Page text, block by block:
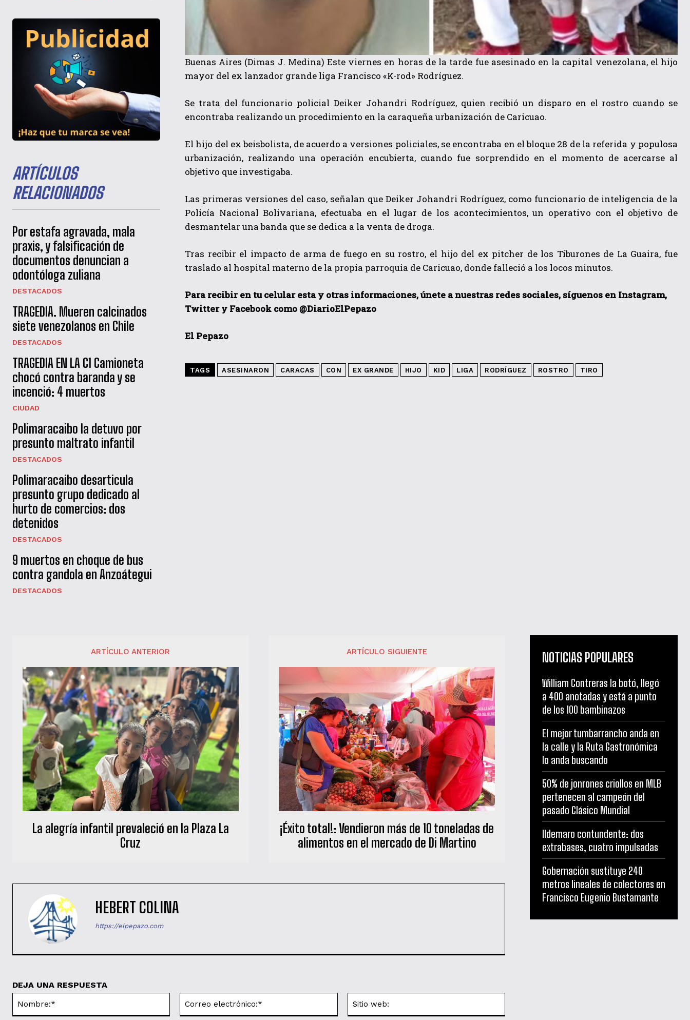
He leído y acepto lasPolítica de privacidad.
ARTÍCULOS
RELACIONADOS
Por estafa agravada, mala
praxis, y falsificación de
documentos denuncian a
odontóloga zuliana
DESTACADOS
TRAGEDIA. Mueren calcinados
siete venezolanos en Chile
DESTACADOS
TRAGEDIA EN LA C1 Camioneta
chocó contra baranda y se
incenció: 4 muertos
CIUDAD
Polimaracaibo la detuvo por
presunto maltrato infantil
DESTACADOS
Polimaracaibo desarticula
presunto grupo dedicado al
hurto de comercios: dos
detenidos
DESTACADOS
9 muertos en choque de bus
contra gandola en Anzoátegui
DESTACADOS
Buenas Aires (Dimas J. Medina) Este viernes en horas de la tarde fue asesinado en la capital venezolana, el hijo
mayor del ex lanzador grande liga Francisco «K-rod» Rodríguez.
Se trata del funcionario policial Deiker Johandri Rodríguez, quien recibió un disparo en el rostro cuando se
encontraba realizando un procedimiento en la caraqueña urbanización de Caricuao.
El hijo del ex beisbolista, de acuerdo a versiones policiales, se encontraba en el bloque 28 de la referida y populosa
urbanización, realizando una operación encubierta, cuando fue sorprendido en el momento de acercarse al
objetivo que investigaba.
Las primeras versiones del caso, señalan que Deiker Johandri Rodríguez, como funcionario de inteligencia de la
Policía Nacional Bolivariana, efectuaba en el lugar de los acontecimientos, un operativo con el objetivo de
desmantelar una banda que se dedica a la venta de droga.
Tras recibir el impacto de arma de fuego en su rostro, el hijo del ex pitcher de los Tiburones de La Guaira, fue
traslado al hospital materno de la propia parroquia de Caricuao, donde falleció a los locos minutos.
Para recibir en tu celular esta y otras informaciones, únete a nuestras redes sociales, síguenos en Instagram,
Twitter y Facebook como @DiarioElPepazo
El Pepazo
TAGS ASESINARON CARACAS CON EX GRANDE HIJO KID LIGA RODRÍGUEZ ROSTRO TIRO
ARTÍCULO ANTERIOR
La alegría infantil prevaleció en la Plaza La
Cruz
ARTÍCULO SIGUIENTE
¡Éxito total!: Vendieron más de 10 toneladas de
alimentos en el mercado de Di Martino
HEBERT COLINA
https://elpepazo.com
DEJA UNA RESPUESTA
electrónico:*
NOTICIAS POPULARES
William Contreras la botó, llegó
a 400 anotadas y está a punto
de los 100 bambinazos
El mejor tumbarrancho anda en
la calle y la Ruta Gastronómica
lo anda buscando
50% de jonrones criollos en MLB
pertenecen al campeón del
pasado Clásico Mundial
Ildemaro contundente: dos
extrabases, cuatro impulsadas
Gobernación sustituye 240
metros lineales de colectores en
Francisco Eugenio Bustamante